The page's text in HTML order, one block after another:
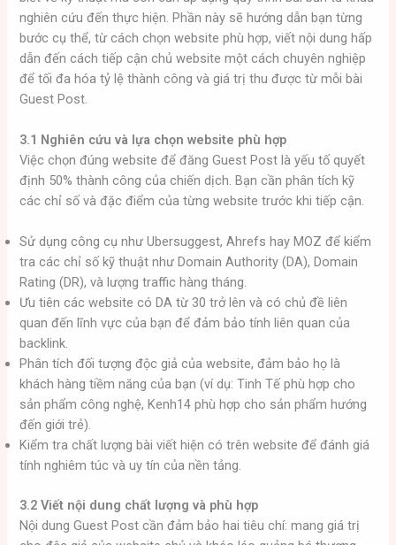
nghiên cứu đến thực hiện. Phần này sẽ hướng dẫn bạn từng
bước cụ thể, từ cách chọn website phù hợp, viết nội dung hấp
dẫn đến cách tiếp cận chủ website một cách chuyên nghiệp
để tối đa hóa tỷ lệ thành công và giá trị thu được từ mỗi bài
Guest Post.
3.1 Nghiên cứu và lựa chọn website phù hợp
Việc chọn đúng website để đăng Guest Post là yếu tố quyết
định 50% thành công của chiến dịch. Bạn cần phân tích kỹ
các chỉ số và đặc điểm của từng website trước khi tiếp cận.
Sử dụng công cụ như Ubersuggest, Ahrefs hay MOZ để kiểm
tra các chỉ số kỹ thuật như Domain Authority (DA), Domain
Rating (DR), và lượng traffic hàng tháng.
Ưu tiên các website có DA từ 30 trở lên và có chủ đề liên
quan đến lĩnh vực của bạn để đảm bảo tính liên quan của
backlink.
Phân tích đối tượng độc giả của website, đảm bảo họ là
khách hàng tiềm năng của bạn (ví dụ: Tinh Tế phù hợp cho
sản phẩm công nghệ, Kenh14 phù hợp cho sản phẩm hướng
đến giới trẻ).
Kiểm tra chất lượng bài viết hiện có trên website để đánh giá
tính nghiêm túc và uy tín của nền tảng.
3.2 Viết nội dung chất lượng và phù hợp
Nội dung Guest Post cần đảm bảo hai tiêu chí: mang giá trị